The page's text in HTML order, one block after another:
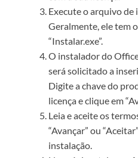
Execute o arquivo de
Geralmente, ele tem
“Instalar.exe”.
O instalador do
será solicitado a
Digite a chave do
licença e clique em
Leia e aceite os
“Avançar” ou
instalação.